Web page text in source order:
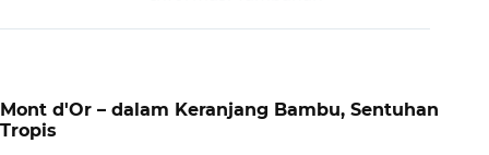
Mont d'Or – dalam Keranjang Bambu, Sentuhan
Tropis